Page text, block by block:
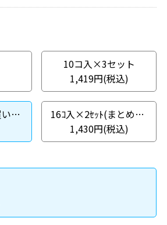
10コ入×3セット
1,419円(税込)
16コ入（まとめ買いパック）
16ｺ入×2ｾｯﾄ(まとめ買いパック)
1,430円(税込)